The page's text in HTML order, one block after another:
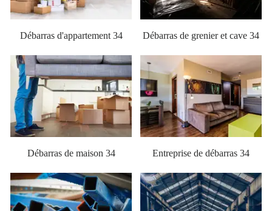
Débarras d'appartement 34 Débarras de grenier et cave 34
Débarras de maison 34 Entreprise de débarras 34